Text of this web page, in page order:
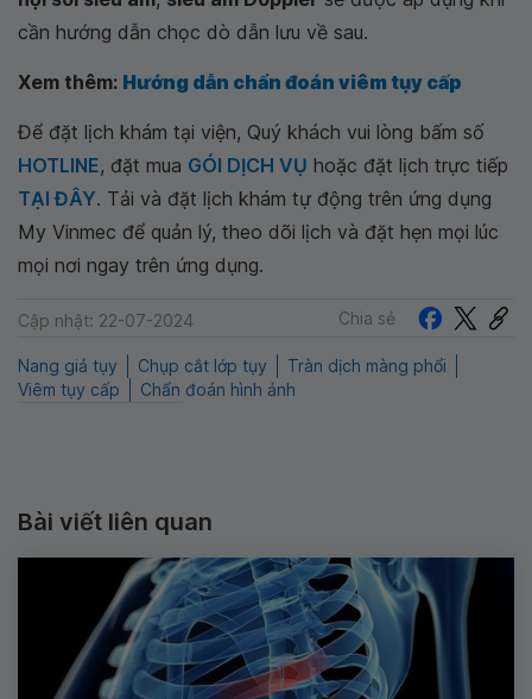
cần hướng dẫn chọc dò dẫn lưu về sau.
Xem thêm: Hướng dẫn chẩn đoán viêm tụy cấp
Để đặt lịch khám tại viện, Quý khách vui lòng bấm số
HOTLINE, đặt mua GÓI DỊCH VỤ hoặc đặt lịch trực tiếp
TẠI ĐÂY. Tải và đặt lịch khám tự động trên ứng dụng
My Vinmec để quản lý, theo dõi lịch và đặt hẹn mọi lúc
mọi nơi ngay trên ứng dụng.
Cập nhật: 22-07-2024 Chia sẻ
Nang giả tụy Chụp cắt lớp tụy
Tràn dịch màng phổi
Viêm tụy cấp
Chẩn đoán hình ảnh
Bài viết liên quan